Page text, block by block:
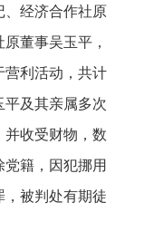
、经济合作社原
董事吴玉平，
营利活动，共计
平及其亲属多次
并收受财物，数
籍，因犯挪用
，被判处有期徒